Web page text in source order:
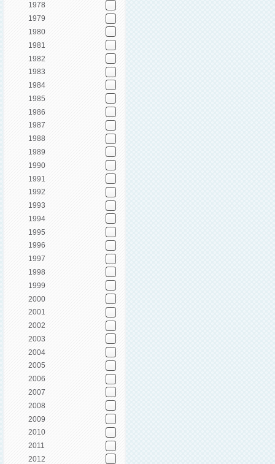
1978
1979
1980
1981
1982
1983
1984
1985
1986
1987
1988
1989
1990
1991
1992
1993
1994
1995
1996
1997
1998
1999
2000
2001
2002
2003
2004
2005
2006
2007
2008
2009
2010
2011
2012